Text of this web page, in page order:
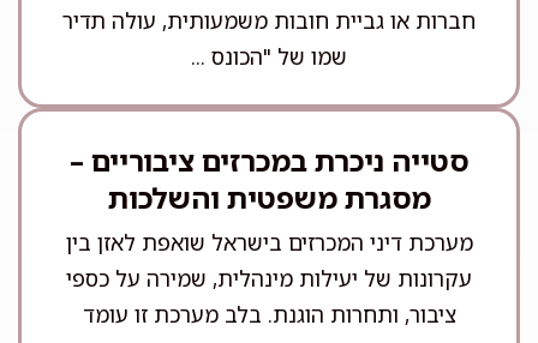
חברות או גביית חובות משמעותית, עולה תדיר
שמו של "הכונס ...
סטייה ניכרת במכרזים ציבוריים –
מסגרת משפטית והשלכות
מערכת דיני המכרזים בישראל שואפת לאזן בין
עקרונות של יעילות מינהלית, שמירה על כספי
ציבור, ותחרות הוגנת. בלב מערכת זו עומד